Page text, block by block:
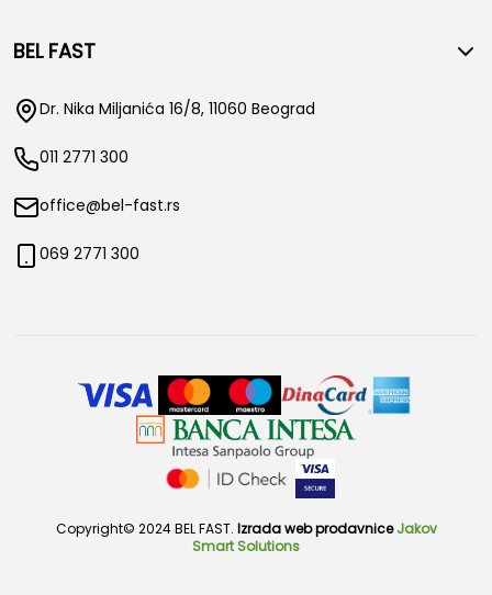
BEL FAST
Dr. Nika Miljanića 16/8, 11060 Beograd
011 2771 300
office@bel-fast.rs
069 2771 300
Copyright© 2024 BEL FAST. Izrada web prodavnice Jakov
Smart Solutions